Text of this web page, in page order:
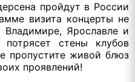
пройдут в России
визита концерты не
Ярославле и
стены клубов
пропустите живой блюз
проявлений!